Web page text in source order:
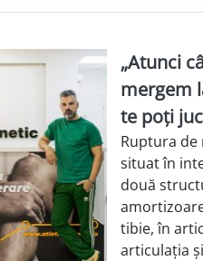
„Atunci
mergem
te poți
Ruptura
situat în
două
tibie, în
articulația